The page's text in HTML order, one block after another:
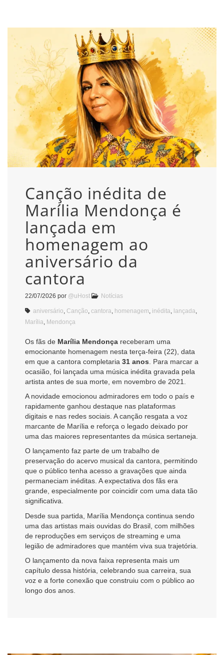
Canção inédita de
Marília Mendonça é
lançada em
homenagem ao
aniversário da
cantora
22/07/2026 por @uHost Notícias
aniversário Canção cantora homenagem inédita lançada
Marília Mendonça
Os fãs de Marília Mendonça receberam uma
emocionante homenagem nesta terça-feira (22), data
em que a cantora completaria 31 anos . Para marcar a
ocasião, foi lançada uma música inédita gravada pela
artista antes de sua morte, em novembro de 2021.
A novidade emocionou admiradores em todo o país e
rapidamente ganhou destaque nas plataformas
digitais e nas redes sociais. A canção resgata a voz
marcante de Marília e reforça o legado deixado por
uma das maiores representantes da música sertaneja.
O lançamento faz parte de um trabalho de
preservação do acervo musical da cantora, permitindo
que o público tenha acesso a gravações que ainda
permaneciam inéditas. A expectativa dos fãs era
grande, especialmente por coincidir com uma data tão
significativa.
Desde sua partida, Marília Mendonça continua sendo
uma das artistas mais ouvidas do Brasil, com milhões
de reproduções em serviços de streaming e uma
legião de admiradores que mantém viva sua trajetória.
O lançamento da nova faixa representa mais um
capítulo dessa história, celebrando sua carreira, sua
voz e a forte conexão que construiu com o público ao
longo dos anos.